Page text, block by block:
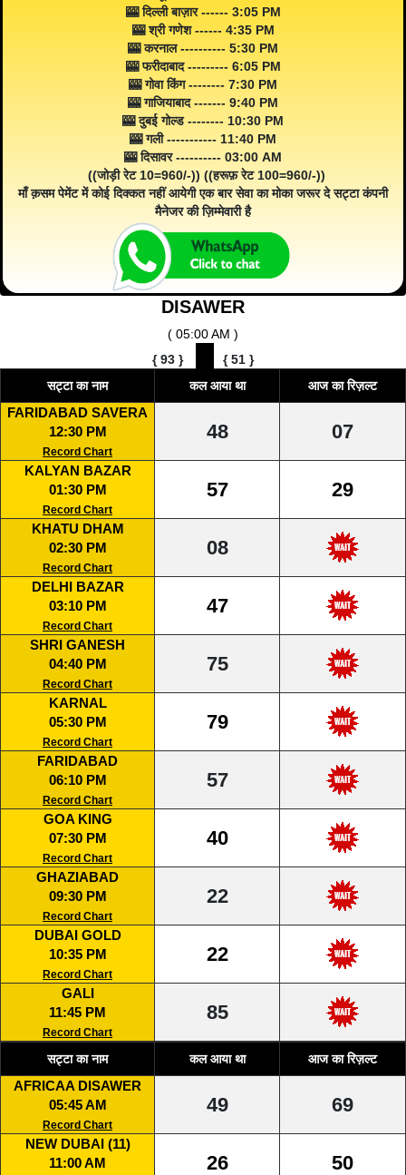
🎰 दिल्ली बाज़ार ------ 3:05 PM
🎰 श्री गणेश ------ 4:35 PM
🎰 करनाल ---------- 5:30 PM
🎰 फरीदाबाद --------- 6:05 PM
🎰 गोवा किंग -------- 7:30 PM
🎰 गाजियाबाद ------- 9:40 PM
🎰 दुबई गोल्ड -------- 10:30 PM
🎰 गली ----------- 11:40 PM
🎰 दिसावर ---------- 03:00 AM
((जोड़ी रेट 10=960/-)) ((हरूफ़ रेट 100=960/-))
माँ क़सम पेमेंट में कोई दिक्कत नहीं आयेगी एक बार सेवा का मोका जरूर दे सट्टा कंपनी
मैनेजर की ज़िम्मेवारी है
DISAWER
( 05:00 AM )
{93 } {51 }
सट्टा का नाम
कल आया था आज का रिज़ल्ट
FARIDABAD SAVERA
12:30 PM
Record Chart
48 07
KALYAN BAZAR
01:30 PM
Record Chart
57 29
KHATU DHAM
02:30 PM
Record Chart
08
DELHI BAZAR
03:10 PM
Record Chart
47
SHRI GANESH
04:40 PM
Record Chart
75
KARNAL
05:30 PM
Record Chart
79
FARIDABAD
06:10 PM
Record Chart
57
GOA KING
07:30 PM
Record Chart
40
GHAZIABAD
09:30 PM
Record Chart
22
DUBAI GOLD
10:35 PM
Record Chart
22
GALI
11:45 PM
Record Chart
85
सट्टा का नाम कल आया था आज का रिज़ल्ट
AFRICAA DISAWER
05:45 AM
Record Chart
49 69
NEW DUBAI (11)
11:00 AM
26 50